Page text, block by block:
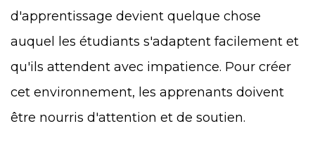
d'apprentissage devient quelque chose
auquel les étudiants s'adaptent facilement et
qu'ils attendent avec impatience. Pour créer
cet environnement, les apprenants doivent
être nourris d'attention et de soutien.